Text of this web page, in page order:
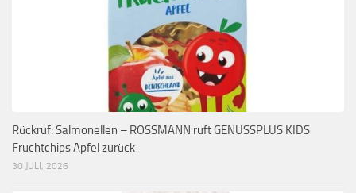
Rückruf: Salmonellen – ROSSMANN ruft GENUSSPLUS KIDS
Fruchtchips Apfel zurück
30 JULI, 2026